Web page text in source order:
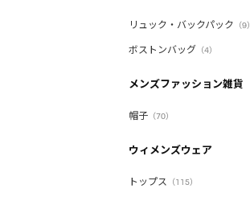
リュック・バックパック （9）
ボストンバッグ （4）
メンズファッション雑貨
帽子 （70）
ウィメンズウェア
トップス （115）